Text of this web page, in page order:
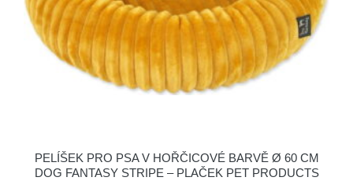
PELÍŠEK PRO PSA V HOŘČICOVÉ BARVĚ Ø 60 CM
DOG FANTASY STRIPE – PLAČEK PET PRODUCTS